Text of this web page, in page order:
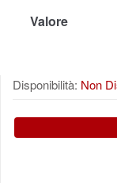
Valore
Disponibilità: Non